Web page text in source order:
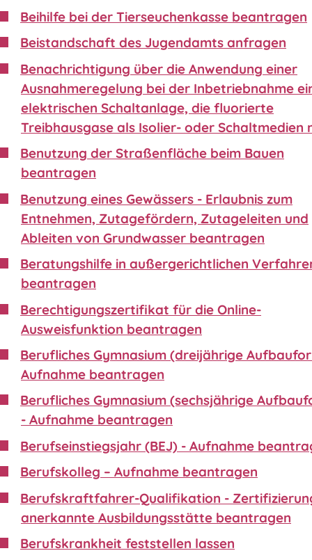
Beihilfe bei der Tierseuchenkasse beantragen
Beistandschaft des Jugendamts anfragen
Benachrichtigung über die Anwendung einer
Ausnahmeregelung bei der Inbetriebnahme
elektrischen Schaltanlage, die fluorierte
Treibhausgase als Isolier- oder Schaltmedien
Benutzung der Straßenfläche beim Bauen
beantragen
Benutzung eines Gewässers - Erlaubnis zum
Entnehmen, Zutagefördern, Zutageleiten und
Ableiten von Grundwasser beantragen
Beratungshilfe in außergerichtlichen
beantragen
Berechtigungszertifikat für die Online-
Ausweisfunktion beantragen
Berufliches Gymnasium (dreijährige
Aufnahme beantragen
Berufliches Gymnasium (sechsjährige
- Aufnahme beantragen
Berufseinstiegsjahr (BEJ) - Aufnahme
Berufskolleg – Aufnahme beantragen
Berufskraftfahrer-Qualifikation -
anerkannte Ausbildungsstätte beantragen
Berufskrankheit feststellen lassen